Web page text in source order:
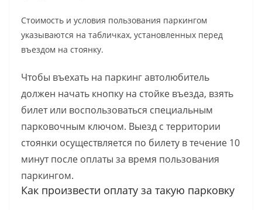
Стоимость и условия пользования паркингом
указываются на табличках, установленных перед
въездом на стоянку.
Чтобы въехать на паркинг автолюбитель
должен начать кнопку на стойке въезда, взять
билет или воспользоваться специальным
парковочным ключом. Выезд с территории
стоянки осуществляется по билету в течение 10
минут после оплаты за время пользования
паркингом.
Как произвести оплату за такую парковку